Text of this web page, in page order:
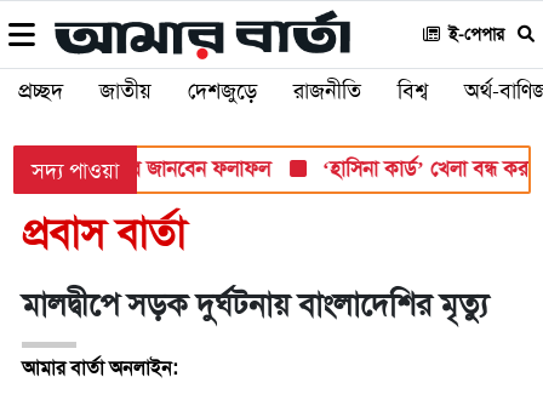
ই-পেপার
প্রচ্ছদ জাতীয় দেশজুড়ে রাজনীতি বিশ্ব অর্থ-
সদ্য পাওয়া
যেভাবে জানবেন ফলাফল ‘হাসিনা কার্ড’ খেলা বন্ধ করতে
প্রবাস বার্তা
মালদ্বীপে সড়ক দুর্ঘটনায় বাংলাদেশির মৃত্যু
আমার বার্তা অনলাইন: